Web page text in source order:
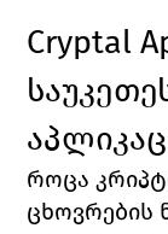
Cryptal
როცა
ცხოვრების